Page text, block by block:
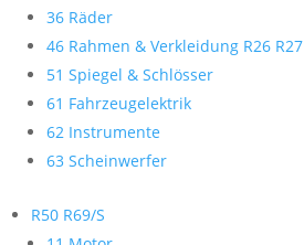
36 Räder
46 Rahmen & Verkleidung R26 R27
51 Spiegel & Schlösser
61 Fahrzeugelektrik
62 Instrumente
63 Scheinwerfer
R50 R69/S